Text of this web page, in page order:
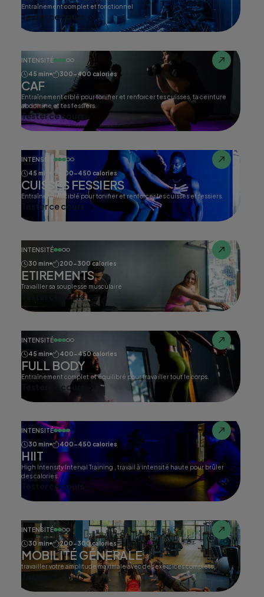
Entraînement complet et fonctionnel
Tester ce cours
INTENSITÉ
45 min
300-400 calories
CAF
Entraînement ciblé pour tonifier et renforcer tes cuisses, ta ceinture
abdomine et tes fessiers.
Tester ce cours
INTENSITÉ
45 min
400-450 calories
CUISSES FESSIERS
Entraînement ciblé pour tonifier et renforcer les cuisses et fessiers.
Tester ce cours
INTENSITÉ
30 min
200-300 calories
ETIREMENTS
Travailler sa souplesse musculaire
Tester ce cours
INTENSITÉ
45 min
400-450 calories
FULL BODY
Entraînement complet et équilibré pour travailler tout le corps.
Tester ce cours
INTENSITÉ
30 min
400-450 calories
HIIT
High Intensity Interval Training , travail à intensité haute pour brûler
des calories.
Tester ce cours
INTENSITÉ
30 min
200-300 calories
MOBILITÉ GÉNERALE
travailler votre amplitude maximale avec des exercices complets.
Tester ce cours